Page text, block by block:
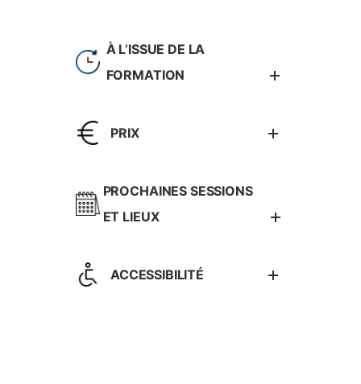
À L’ISSUE DE LA
FORMATION
PRIX
PROCHAINES SESSIONS
ET LIEUX
ACCESSIBILITÉ